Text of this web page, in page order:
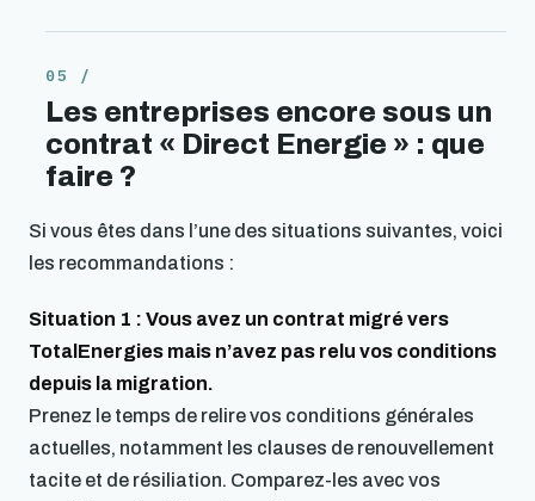
Les entreprises encore sous un
contrat « Direct Energie » : que
faire ?
Si vous êtes dans l’une des situations suivantes, voici
les recommandations :
Situation 1 : Vous avez un contrat migré vers
TotalEnergies mais n’avez pas relu vos conditions
depuis la migration.
Prenez le temps de relire vos conditions générales
actuelles, notamment les clauses de renouvellement
tacite et de résiliation. Comparez-les avec vos